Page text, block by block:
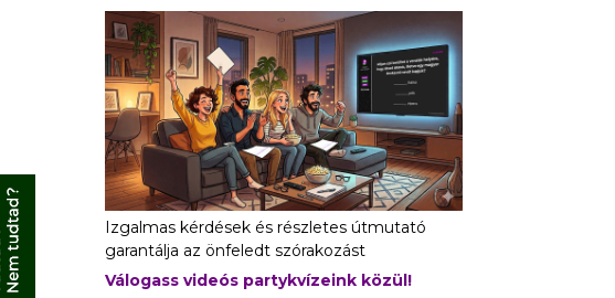
Izgalmas kérdések és részletes útmutató
garantálja az önfeledt szórakozást
Válogass videós partykvízeink közül!